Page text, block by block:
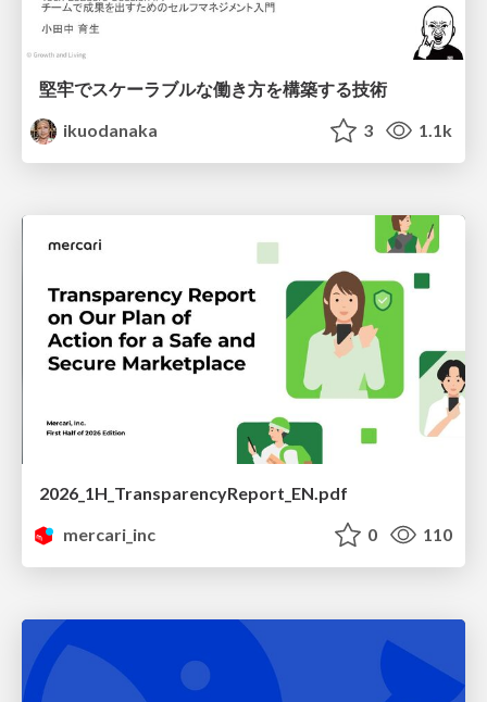
堅牢でスケーラブルな働き方を構築する技術
ikuodanaka
3 1.1k
2026_1H_TransparencyReport_EN.pdf
mercari_inc
0 110